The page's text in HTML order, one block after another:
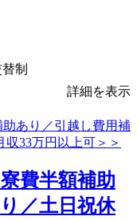
制
詳細を表示
費半額補助
／土日祝休